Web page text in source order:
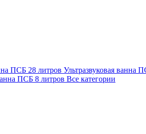
ПСБ 28 литров Ультразвуковая ванна
ПСБ 8 литров Все категории